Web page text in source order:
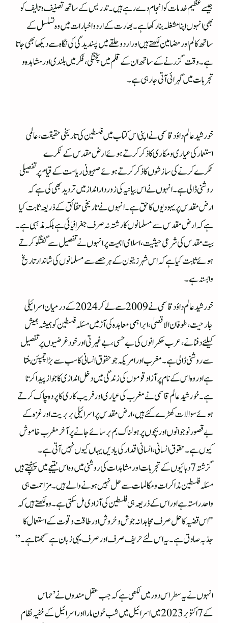
جیسے عظیم خدمات کو انجام دے رہے ہیں۔ تدریس کے ساتھ تصنیف و تالیف کو
بھی انہوں اپنا مشغلہ بنارکھا ہے۔بھارت کے اردو اخبارات میں وہ تسلسل کے
ساتھ کالم اور مضامین لکھتے ہیں اور اردو حلقے میں پسندیدگی کی نگاہ سے دیکھا بھی جاتا
ہے۔وقت گزرنے کے ساتھ ان کے قلم میں پختگی ، فکرمیں بلندی اور مشاہدہ و
تجربات میں گہرائی آتی جارہی ہے۔
خورشید عالم داؤد قاسمی نے اپنی اس کتاب میں فلسطین کی تاریخی حقیقت ، عالمی
استعمار کی عیاری و مکاری کا ذکر کرتے ہوئے ارض مقدس کے ٹکرے
ٹکرےکرنے کی سازشوں کاذکر کرتے ہوئےصہیونی ریاست کے قیام پر تفصیلی
روشنی ڈالی ہے۔انہوں نے اس بیانیہ کی زور دار انداز میں تردید بھی کی ہے کہ
ارض مقدس پر یہودیوں کا حق ہے۔ انہوں نے تاریخی حقائق کے ذریعہ ثابت کیا
ہے کہ ارض مقدس سے مسلمانوں کا رشتہ نہ صرف جغرافیائی ہے بلکہ مذہبی ہے۔
بیت مقدس کی شرعی حیثیت ، اسلامی اہمیت پر انہوں نے تفصیل سے گفتگو کرتے
ہوئے ثابت کیا ہے کہ اس شہر زیتون کے ہرحصے سے مسلمانوں کی شاندار تاریخ
وابستہ ہے۔
خورشید عالم داؤد قاسمی نے 2009سے لے کر 2024کے درمیان اسرائیلی
جارحیت ، طوفان الاقصیٰ ، ابراہمی معاہدہ کی آڑمیں مسئلہ فلسطین کو ہمیشہ ہمیش
کیلئے دفنانے ، عرب حکمرانوں کی بے حسی ، بے غیرتی اور خود غرضیوں پر تفصیل
سے روشنی ڈالی ہے۔مغرب اور امریکہ جوحقوق انسانی کا سب سے بڑا چمپئن بنتا
ہے اور وہ اس کے نام پر آزاد قوموں کی زندگی میں دخل اندازی کا جواز پیدا کرتا
ہے۔خورشید عالم قاسمی نے مغرب کی عیاری اور فریب کاری کا پردہ چاک کرتے
ہوئے سوالات کھڑے کئےہیں، ارض مقدس پر اسرائیلی بربریت اور غزہ کے
بے قصور نوجوانوں اور بچوں پر ہولناک بم برسائے جانے پر آخر مغرب خاموش
کیوں ہے۔ حقوق انسانی، انسانی اقدار کی یادیں یہاں کیوں نہیں آتی ہے۔
گزشتہ 7دہائیوں کے تجربات اور مشاہدات کی روشنی میں وہ اس نتیجے میں پہنچتے ہیں
مسئلہ فلسطین مذاکرات و مکالمات سے حل نہیں ہونے والے ہیں ۔مزاحمت ہی
واحد راستہ ہے اور اس کے ذریعہ ہی فلسطین کی آزادی مل سکتی ہے۔وہ لکھتے ہیں کہ
"اس قضیہ کا حل صرف مجاہدانہ جوش و خروش اور طاقت و قوت کے استعمال کا
جذبہ صادق ہے۔یہ اس لئے حریف صرف اور صرف یہی ز بان ہے سمجھتا ہے۔”
انہوں نے یہ سطر اس دور میں لکھی ہے کہ جب عقل مندوں نے ’ حماس
کے 7اکتوبر 2023میں اسرائیل میں شب خون مارا اور اسرائیل کے خفیہ نظام